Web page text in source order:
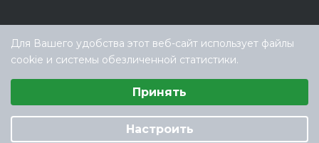
дилер Systemair (Системэйр) в РФ
Для Вашего удобства этот веб-сайт использует файлы
cookie и системы обезличенной статистики.
Принять
Настроить